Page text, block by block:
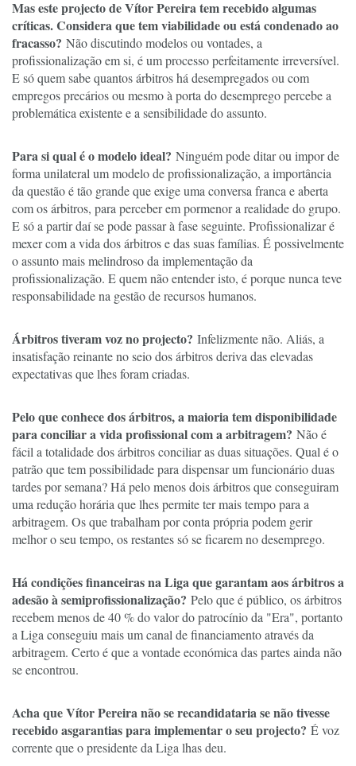
Mas este projecto de Vítor Pereira tem recebido algumas
críticas. Considera que tem viabilidade ou está condenado ao
fracasso? Não discutindo modelos ou vontades, a
profissionalização em si, é um processo perfeitamente irreversível.
E só quem sabe quantos árbitros há desempregados ou com
empregos precários ou mesmo à porta do desemprego percebe a
problemática existente e a sensibilidade do assunto.
Para si qual é o modelo ideal? Ninguém pode ditar ou impor de
forma unilateral um modelo de profissionalização, a importância
da questão é tão grande que exige uma conversa franca e aberta
com os árbitros, para perceber em pormenor a realidade do grupo.
E só a partir daí se pode passar à fase seguinte. Profissionalizar é
mexer com a vida dos árbitros e das suas famílias. É possivelmente
o assunto mais melindroso da implementação da
profissionalização. E quem não entender isto, é porque nunca teve
responsabilidade na gestão de recursos humanos.
Árbitros tiveram voz no projecto? Infelizmente não. Aliás, a
insatisfação reinante no seio dos árbitros deriva das elevadas
expectativas que lhes foram criadas.
Pelo que conhece dos árbitros, a maioria tem disponibilidade
para conciliar a vida profissional com a arbitragem? Não é
fácil a totalidade dos árbitros conciliar as duas situações. Qual é o
patrão que tem possibilidade para dispensar um funcionário duas
tardes por semana? Há pelo menos dois árbitros que conseguiram
uma redução horária que lhes permite ter mais tempo para a
arbitragem. Os que trabalham por conta própria podem gerir
melhor o seu tempo, os restantes só se ficarem no desemprego.
Há condições financeiras na Liga que garantam aos árbitros a
adesão à semiprofissionalização? Pelo que é público, os árbitros
recebem menos de 40 % do valor do patrocínio da "Era", portanto
a Liga conseguiu mais um canal de financiamento através da
arbitragem. Certo é que a vontade económica das partes ainda não
se encontrou.
Acha que Vítor Pereira não se recandidataria se não tivesse
recebido asgarantias para implementar o seu projecto? É voz
corrente que o presidente da Liga lhas deu.